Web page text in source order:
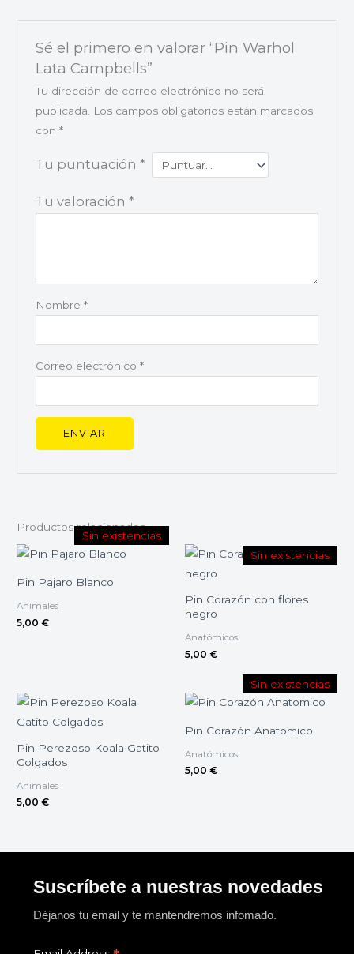
Sé el primero en valorar “Pin Warhol
Lata Campbells”
Tu dirección de correo electrónico no será
publicada.
Los campos obligatorios están marcados
con *
Tu puntuación *
Tu valoración *
Nombre *
Correo electrónico *
Productos relacionados
Sin existencias
Pin Pajaro Blanco
Animales
5,00 €
Sin existencias
Pin Corazón con flores
negro
Anatómicos
5,00 €
Pin Perezoso Koala Gatito
Colgados
Animales
5,00 €
Sin existencias
Pin Corazón Anatomico
Anatómicos
5,00 €
Suscríbete a nuestras novedades
Déjanos tu email y te mantendremos infomado.